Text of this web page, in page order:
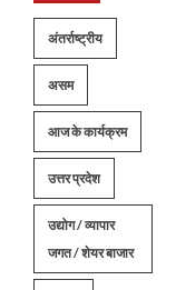
अंतर्राष्ट्रीय
असम
आज के कार्यक्रम
उत्तर प्रदेश
उद्योग / व्यापार
जगत / शेयर बाजार